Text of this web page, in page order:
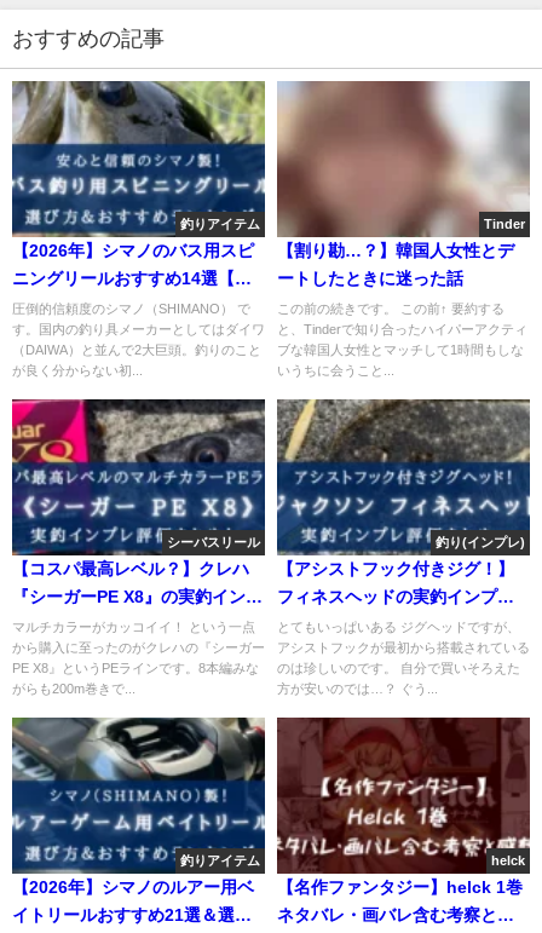
おすすめの記事
釣りアイテム
【2026年】シマノのバス用スピ
ニングリールおすすめ14選【コ
スパ最強＆万能に使える番
手！】
圧倒的信頼度のシマノ（SHIMANO） で
す。国内の釣り具メーカーとしてはダイワ
（DAIWA）と並んで2大巨頭。釣りのこと
が良く分からない初...
Tinder
【割り勘…？】韓国人女性とデ
ートしたときに迷った話
この前の続きです。 この前↑ 要約する
と、Tinderで知り合ったハイパーアクティ
ブな韓国人女性とマッチして1時間もしな
いうちに会うこと...
シーバスリール
【コスパ最高レベル？】クレハ
『シーガーPE X8』の実釣インプ
レ評価
マルチカラーがカッコイイ！ という一点
から購入に至ったのがクレハの『シーガー
PE X8』というPEラインです。8本編みな
がらも200m巻きで...
釣り(インプレ)
【アシストフック付きジグ！】
フィネスヘッドの実釣インプレ
評価まとめ！【Zシステム…？】
とてもいっぱいある ジグヘッドですが、
アシストフックが最初から搭載されている
のは珍しいのです。 自分で買いそろえた
方が安いのでは…？ ぐう...
釣りアイテム
【2026年】シマノのルアー用ベ
イトリールおすすめ21選＆選び
helck
【名作ファンタジー】helck 1巻
ネタバレ・画バレ含む考察と感